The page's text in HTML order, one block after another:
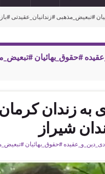
#تبعیض_مذهبی #زندانیان_عقیدتی
#حقوق_بهائیان
به زندان
شیراز
#حقوق_بهائیان